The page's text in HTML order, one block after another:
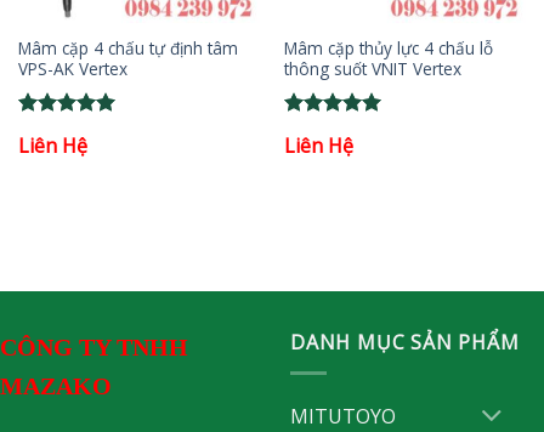
Mâm cặp 4 chấu tự định tâm
VPS-AK Vertex
out of 5
Liên Hệ
Mâm cặp thủy lực 4 chấu lỗ
thông suốt VNIT Vertex
out of 5
Liên Hệ
CÔNG TY TNHH
MAZAKO
DANH MỤC SẢN PHẨM
MITUTOYO